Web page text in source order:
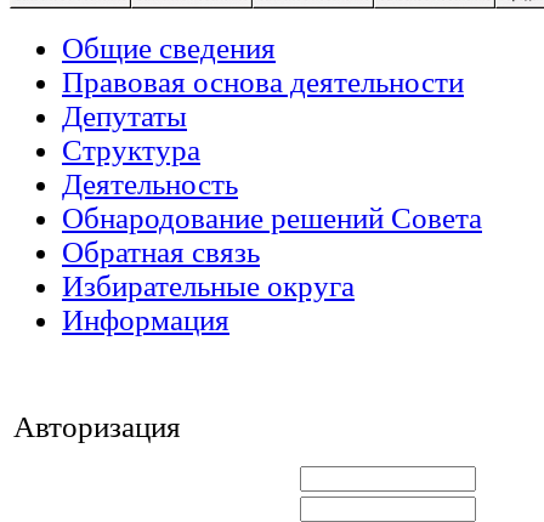
Общие сведения
Правовая основа деятельности
Депутаты
Структура
Деятельность
Обнародование решений Совета
Обратная связь
Избирательные округа
Информация
Авторизация